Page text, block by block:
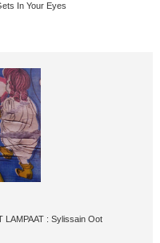
In Your Eyes
LAMPAAT : Sylissain Oot